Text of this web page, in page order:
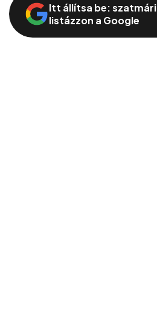
Itt állítsa be: szatmári
listázzon a Google